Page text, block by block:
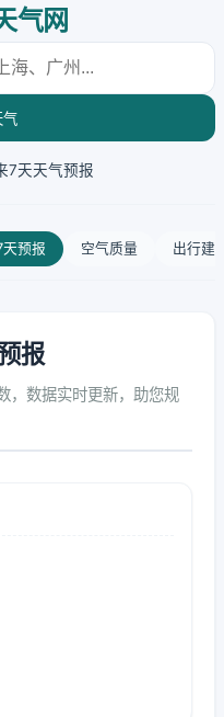
气网
7天天气预报
天预报 空气质量 出行建
报
，数据实时更新，助您规